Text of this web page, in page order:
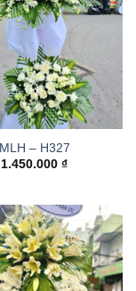
MLH – H327
1.450.000 ₫